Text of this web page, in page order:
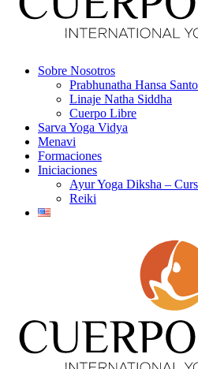
Sobre Nosotros
Prabhunatha Hansa
Linaje Natha Siddha
Cuerpo Libre
Sarva Yoga Vidya
Menavi
Formaciones
Iniciaciones
Ayur Yoga Diksha –
Reiki